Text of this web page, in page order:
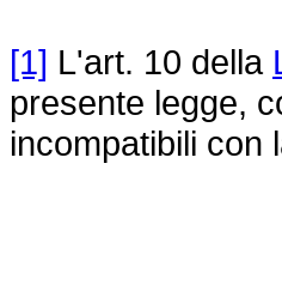
[1] L'art. 10 della
presente legge,
incompatibili con